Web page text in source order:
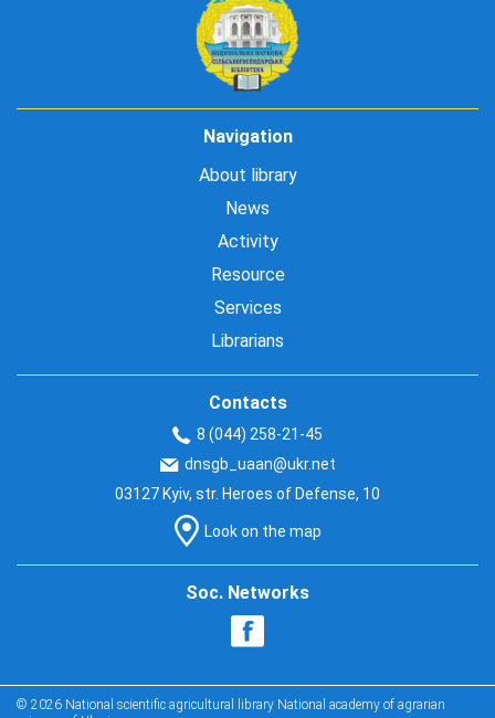
Navigation
About library
News
Activity
Resource
Services
Librarians
Contacts
8 (044) 258-21-45
dnsgb_uaan@ukr.net
03127 Kyiv, str. Heroes of Defense, 10
Look on the map
Soc. Networks
© 2026 National scientific agricultural library National academy of agrarian